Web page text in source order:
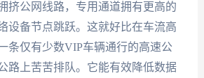
挤公网线路，专用通道拥有更高的
设备节点跳跃。这就好比在车流高
条仅有少数VIP车辆通行的高速公
路上苦苦排队。它能有效降低数据